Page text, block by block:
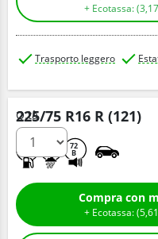
+ Ecotassa: (3,17
Trasporto leggero
225/75 R16 R (121)
72
B
Q.tà
+ Ecotassa: (5,61